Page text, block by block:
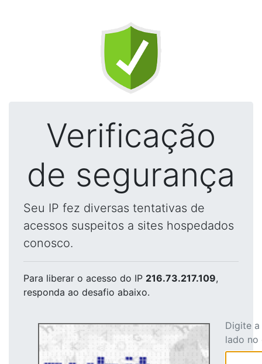
Verificação
de segurança
Seu IP fez diversas tentativas de
acessos suspeitos a sites hospedados
conosco.
Para liberar o acesso do IP 216.73.217.109,
responda ao desafio abaixo.
Digite
lado no